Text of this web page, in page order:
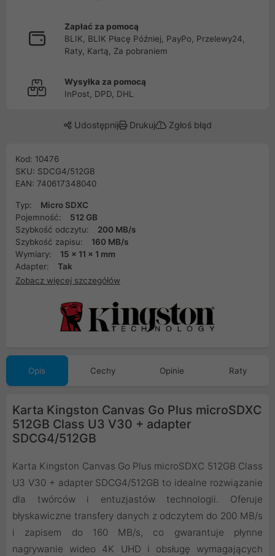
Zapłać za pomocą
BLIK, BLIK Płacę Później, PayPo, Przelewy24,
Raty, Kartą, Za pobraniem
Wysyłka za pomocą
InPost, DPD, DHL
Udostępnij Drukuj Zgłoś błąd
Kod: 10476
SKU: SDCG4/512GB
EAN: 740617348040
Typ:
Micro SDXC
Pojemność:
512 GB
Szybkość odczytu:
200 MB/s
Szybkość zapisu:
160 MB/s
Wymiary:
15 x 11 x 1 mm
Adapter:
Tak
Zobacz więcej szczegółów
Opis Cechy Opinie Raty
Karta Kingston Canvas Go Plus microSDXC
512GB Class U3 V30 + adapter
SDCG4/512GB
Karta Kingston Canvas Go Plus microSDXC 512GB Class
U3 V30 + adapter SDCG4/512GB to idealne rozwiązanie
dla twórców i entuzjastów technologii. Oferuje
błyskawiczne transfery danych z odczytem do 200 MB/s
i zapisem do 160 MB/s, co gwarantuje płynne
nagrywanie wideo 4K UHD i obsługę wymagających